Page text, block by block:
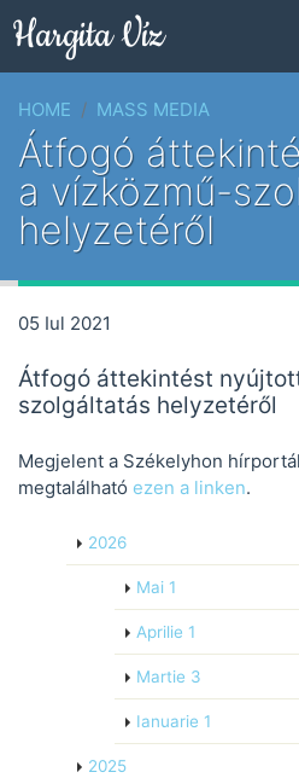
Hargita Víz
HOME MASS MEDIA
Átfogó
a vízközmű-
helyzetéről
05 Iul 2021
Átfogó áttekintést
szolgáltatás helyzetéről
Megjelent a Székelyhon
megtalálható ezen a linken.
2026
Mai 1
Aprilie 1
Martie 3
Ianuarie 1
2025